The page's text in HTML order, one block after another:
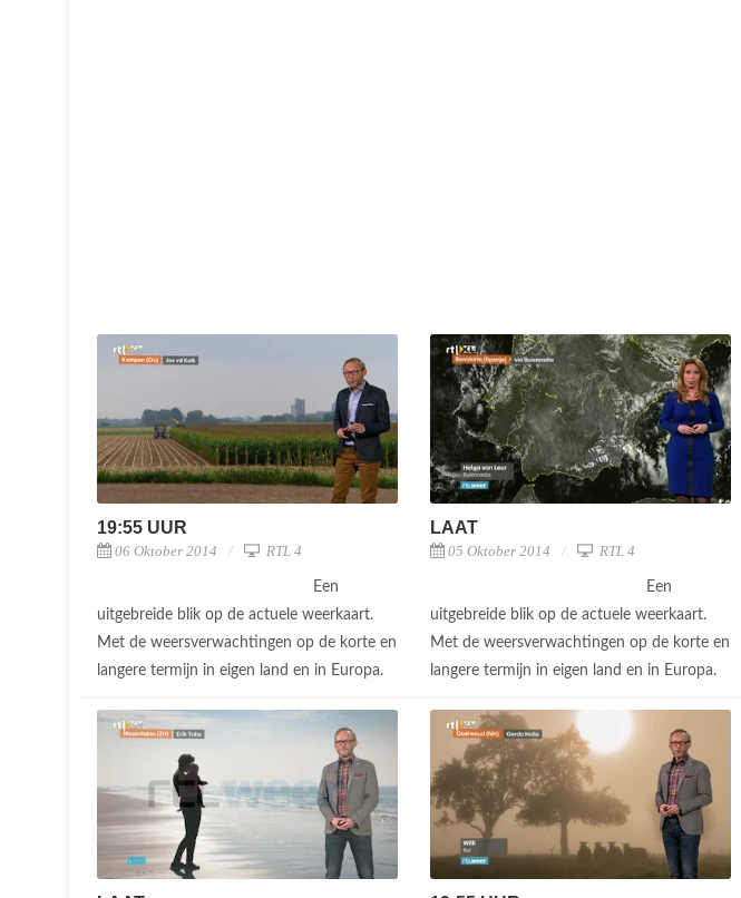
19:55 UUR
06 Oktober 2014 RTL 4
Een
uitgebreide blik op de actuele weerkaart.
Met de weersverwachtingen op de korte en
langere termijn in eigen land en in Europa.
LAAT
05 Oktober 2014 RTL 4
Een
uitgebreide blik op de actuele weerkaart.
Met de weersverwachtingen op de korte en
langere termijn in eigen land en in Europa.